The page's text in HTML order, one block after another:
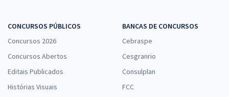
CONCURSOS PÚBLICOS
Concursos 2026
Concursos Abertos
Editais Publicados
Histórias Visuais
BANCAS DE CONCURSOS
Cebraspe
Cesgranrio
Consulplan
FCC